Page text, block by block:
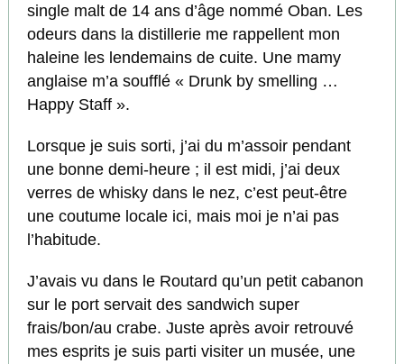
single malt de 14 ans d’âge nommé Oban. Les
odeurs dans la distillerie me rappellent mon
haleine les lendemains de cuite. Une mamy
anglaise m’a soufflé « Drunk by smelling …
Happy Staff ».
Lorsque je suis sorti, j’ai du m’assoir pendant
une bonne demi-heure ; il est midi, j’ai deux
verres de whisky dans le nez, c’est peut-être
une coutume locale ici, mais moi je n’ai pas
l’habitude.
J’avais vu dans le Routard qu’un petit cabanon
sur le port servait des sandwich super
frais/bon/au crabe. Juste après avoir retrouvé
mes esprits je suis parti visiter un musée, une